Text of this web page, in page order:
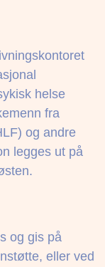
helse
fra
og andre
legges ut på
og gis på
eller ved